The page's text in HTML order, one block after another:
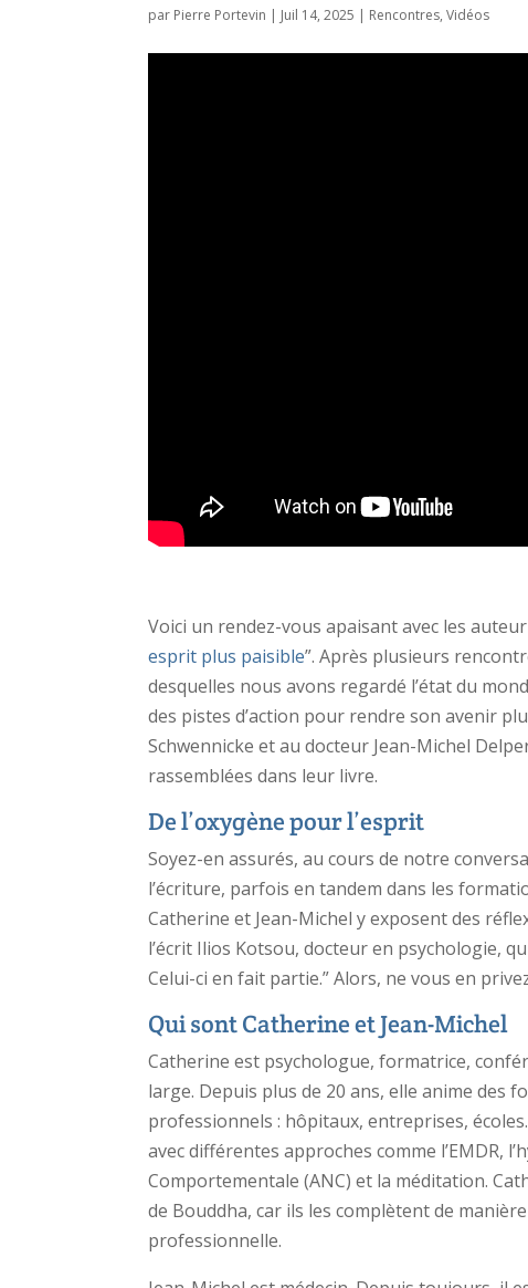
par Pierre Portevin | Juil 14, 2025 | Rencontres,Vidéos
Voici un rendez-vous apaisant avec les
esprit plus paisible”. Après plusieurs
desquelles nous avons regardé l’état du
des pistes d’action pour rendre son avenir
Schwennicke et au docteur Jean-Michel
rassemblées dans leur livre.
De l’oxygène pour l’esprit
Soyez-en assurés, au cours de notre
l’écriture, parfois en tandem dans les
Catherine et Jean-Michel y exposent des
l’écrit Ilios Kotsou, docteur en psychologie,
Celui-ci en fait partie.” Alors, ne vous en
Qui sont Catherine et Jean-Michel
Catherine est psychologue, formatrice,
large. Depuis plus de 20 ans, elle anime des
professionnels : hôpitaux, entreprises,
avec différentes approches comme l’EMDR,
Comportementale (ANC) et la méditation.
de Bouddha, car ils les complètent de
professionnelle.